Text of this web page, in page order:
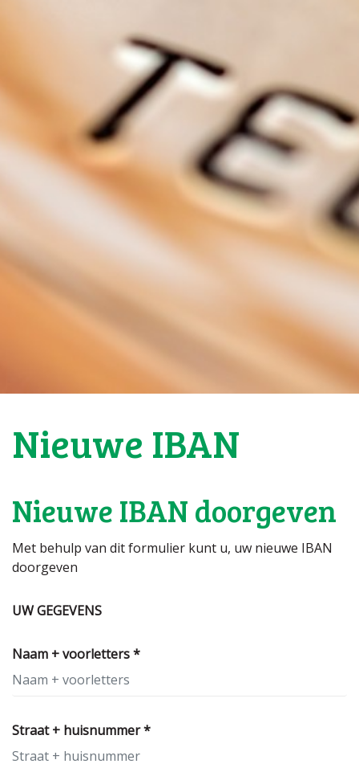
Nieuwe IBAN
Nieuwe IBAN doorgeven
Met behulp van dit formulier kunt u, uw nieuwe IBAN
doorgeven
UW GEGEVENS
Naam + voorletters *
Straat + huisnummer *